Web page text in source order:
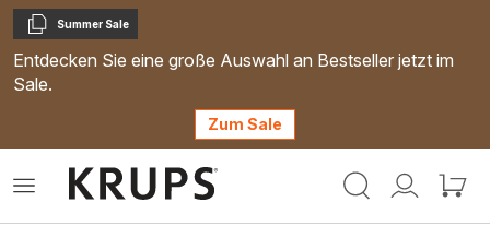
Kopieren
Summer Sale
Entdecken Sie eine große Auswahl an Bestseller jetzt im
Sale.
Zum Sale
Mein
Mein
Das